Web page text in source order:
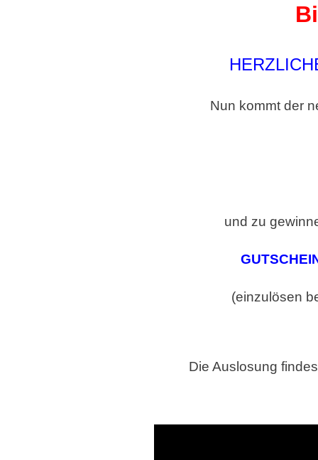
Nun kommt der
und zu
(einzulösen
Die Auslosung